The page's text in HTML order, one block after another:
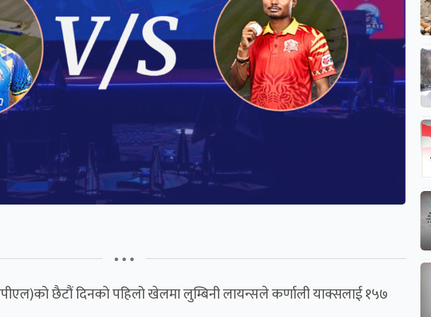
• • •
छैटौं दिनको पहिलो खेलमा लुम्बिनी लायन्सले कर्णाली याक्सलाई १५७